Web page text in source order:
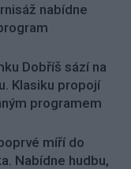
nabídne
Dobříš sází na
Klasiku propojí
programem
míří do
Nabídne hudbu,